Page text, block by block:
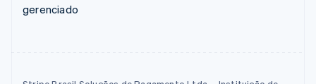
gerenciado